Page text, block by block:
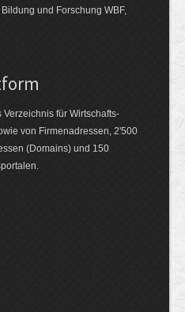
und Forschung WBF,
für Wirt­schafts-
von Firmen­adressen, 2'500
(Domains) und 150